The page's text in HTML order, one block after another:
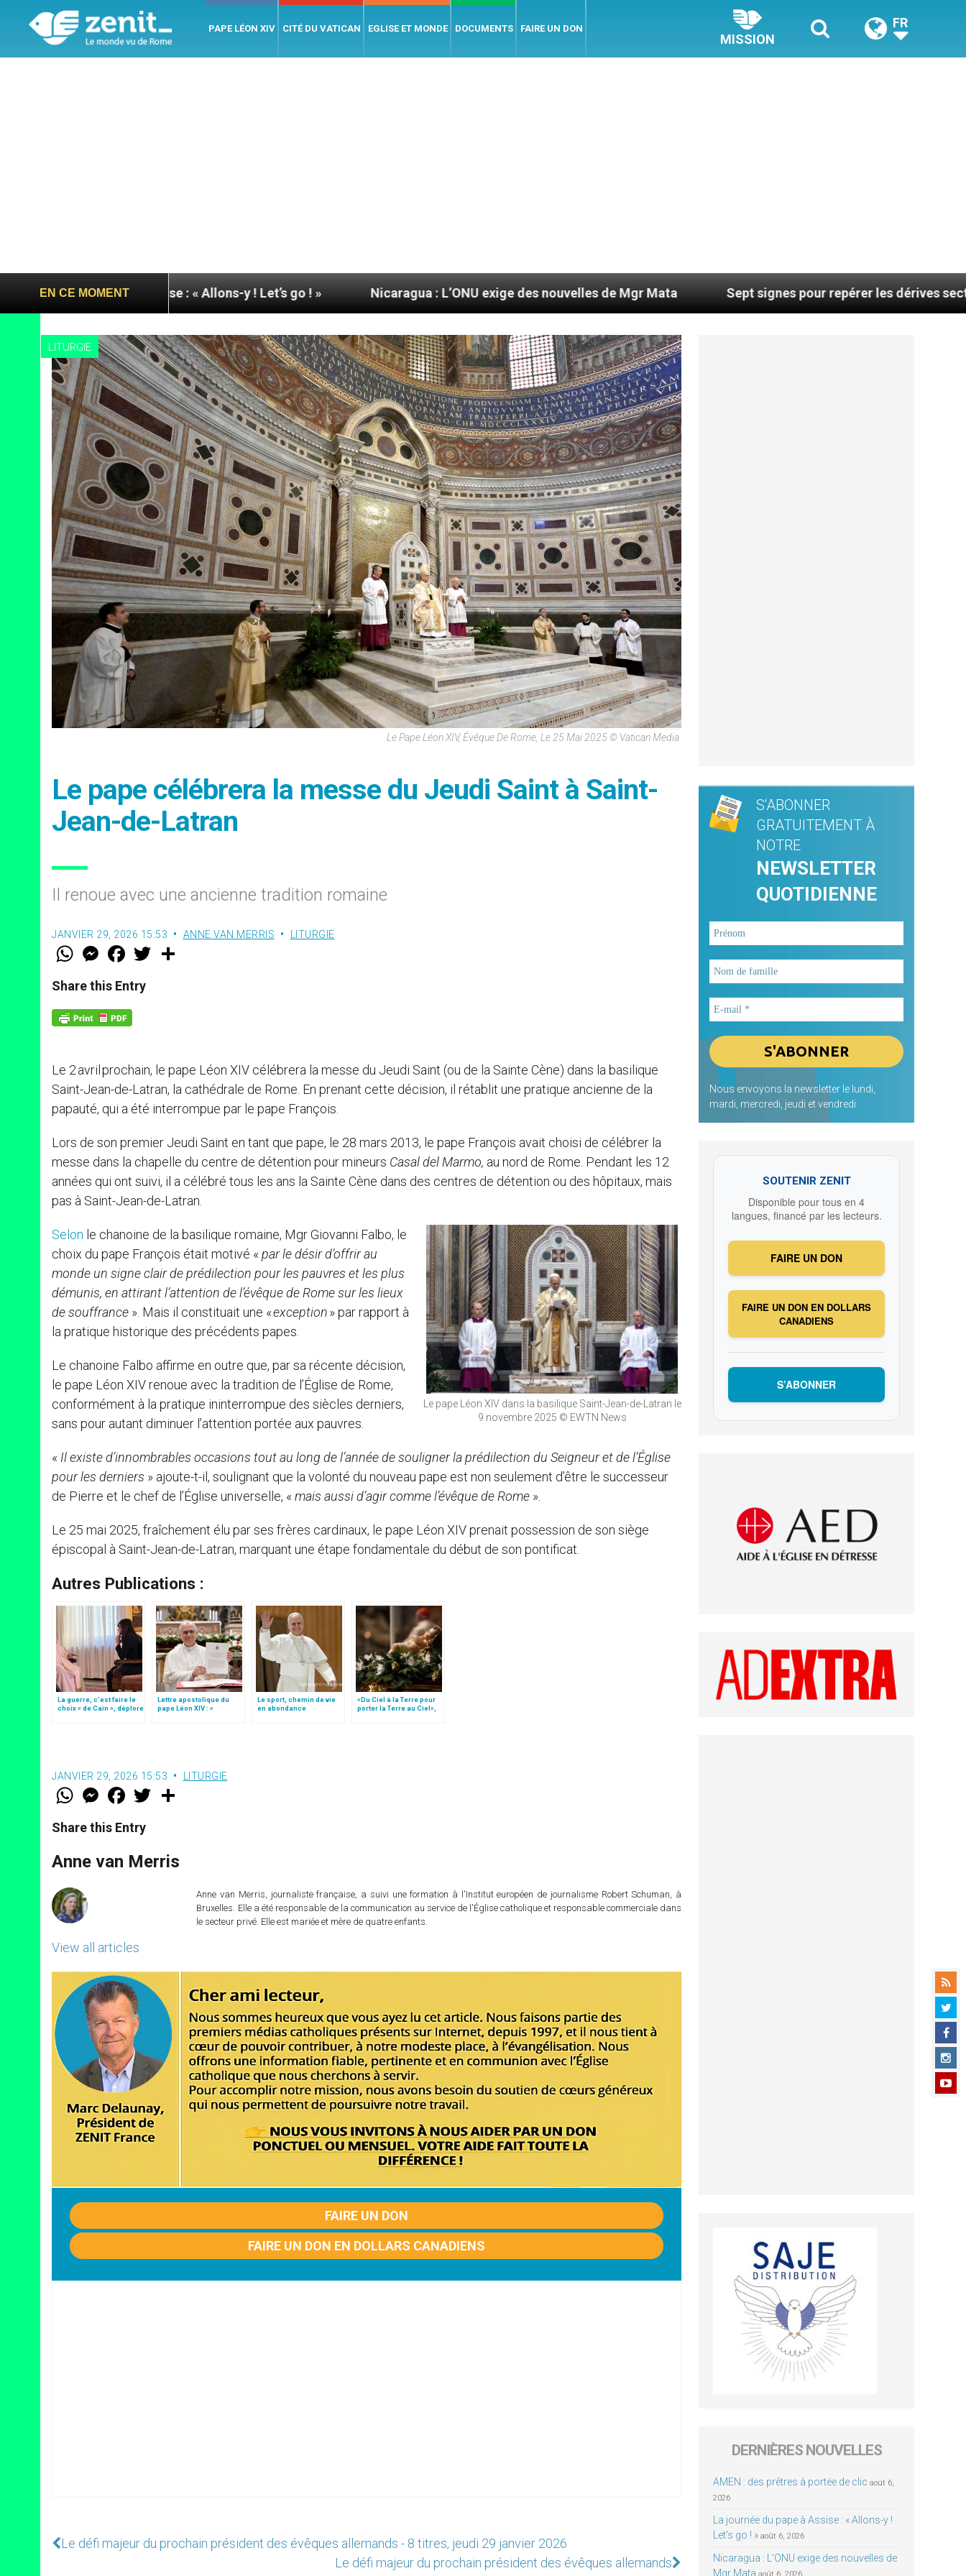
PAPE LÉON XIV CITÉ DU VATICAN EGLISE ET MONDE DOCUMENTS FAIRE UN DON
MISSION
FR
EN CE MOMENT
pape à Assise : « Allons-y ! Let’s go ! » Nicaragua : L’ONU exige des nouvelles de Mgr Mata Sept signes pour repérer les dérives sectaires du
LITURGIE
Le Pape Léon XIV, Évêque De Rome, Le 25 Mai 2025 © Vatican Media
Le pape célébrera la messe du Jeudi Saint à Saint-
Jean-de-Latran
Il renoue avec une ancienne tradition romaine
JANVIER 29, 2026 15:53 ANNE VAN MERRIS LITURGIE
W
t
s
p
p
M
e
s
e
g
e
F
a
e
b
k
w
Share this Entry
Le 2 avril prochain, le pape Léon XIV célébrera la messe du Jeudi Saint (ou de la Sainte Cène) dans la basilique
Saint-Jean-de-Latran, la cathédrale de Rome. En prenant cette décision, il rétablit une pratique ancienne de la
papauté, qui a été interrompue par le pape François.
Lors de son premier Jeudi Saint en tant que pape, le 28 mars 2013, le pape François avait choisi de célébrer la
messe dans la chapelle du centre de détention pour mineurs Casal del Marmo, au nord de Rome. Pendant les 12
années qui ont suivi, il a célébré tous les ans la Sainte Cène dans des centres de détention ou des hôpitaux, mais
pas à Saint-Jean-de-Latran.
Le pape Léon XIV dans la basilique Saint-Jean-de-Latran le
9 novembre 2025 © EWTN News
Selon le chanoine de la basilique romaine, Mgr Giovanni Falbo, le
choix du pape François était motivé « par le désir d’offrir au
monde un signe clair de prédilection pour les pauvres et les plus
démunis, en attirant l’attention de l’évêque de Rome sur les lieux
de souffrance ». Mais il constituait une «exception» par rapport à
la pratique historique des précédents papes.
Le chanoine Falbo affirme en outre que, par sa récente décision,
le pape Léon XIV renoue avec la tradition de l’Église de Rome,
conformément à la pratique ininterrompue des siècles derniers,
sans pour autant diminuer l’attention portée aux pauvres.
« Il existe d’innombrables occasions tout au long de l’année de souligner la prédilection du Seigneur et de l’Église
pour les derniers » ajoute-t-il, soulignant que la volonté du nouveau pape est non seulement d’être le successeur
de Pierre et le chef de l’Église universelle, « mais aussi d’agir comme l’évêque de Rome ».
Le 25 mai 2025, fraîchement élu par ses frères cardinaux, le pape Léon XIV prenait possession de son siège
épiscopal à Saint-Jean-de-Latran, marquant une étape fondamentale du début de son pontificat.
Autres Publications :
La guerre, c’est faire le
choix « de Caïn », déplore
Lettre apostolique du
pape Léon XIV : «
Le sport, chemin de vie
en abondance
«Du Ciel à la Terre pour
porter la Terre au Ciel»,
JANVIER 29, 2026 15:53 LITURGIE
W
t
s
p
p
M
e
s
e
g
e
F
a
e
b
o
k
w
r
Share this Entry
Anne van Merris
View all articles
Anne van Merris, journaliste française, a suivi une formation à l'Institut européen de journalisme Robert Schuman, à
Bruxelles. Elle a été responsable de la communication au service de l'Église catholique et responsable commerciale dans
le secteur privé. Elle est mariée et mère de quatre enfants.
FAIRE UN DON
FAIRE UN DON EN DOLLARS CANADIENS
Le défi majeur du prochain président des évêques allemands - 8 titres, jeudi 29 janvier 2026
Le défi majeur du prochain président des évêques allemands
S'ABONNER
GRATUITEMENT À
NOTRE
NEWSLETTER
QUOTIDIENNE
Nous envoyons la newsletter le lundi,
mardi, mercredi, jeudi et vendredi
SOUTENIR ZENIT
Disponible pour tous en 4
langues, financé par les lecteurs.
FAIRE UN DON
FAIRE UN DON EN DOLLARS
CANADIENS
S’ABONNER
DERNIÈRES NOUVELLES
AMEN : des prêtres à portée de clic août 6,
2026
La journée du pape à Assise : « Allons-y !
Let’s go ! » août 6, 2026
Nicaragua : L’ONU exige des nouvelles de
Mgr Mata